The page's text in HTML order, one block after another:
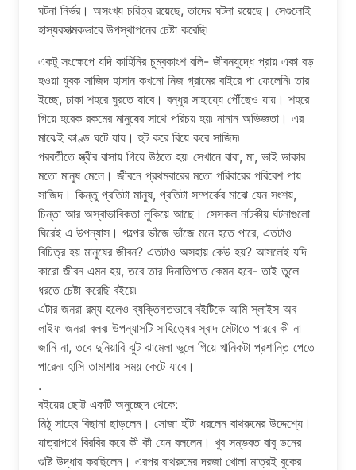
ঘটনা নির্ভর। অসংখ্য চরিত্র রয়েছে, তাদের ঘটনা রয়েছে। সেগুলোই
হাস্যরসাত্মকভাবে উপস্থাপনের চেষ্টা করেছি৷
একটু সংক্ষেপে যদি কাহিনির চুম্বকাংশ বলি- জীবনযুদ্ধে প্রায় একা বড়
হওয়া যুবক সাজিদ হাসান কখনো নিজ গ্রামের বাইরে পা ফেলেনি৷ তার
ইচ্ছে, ঢাকা শহরে ঘুরতে যাবে। বন্ধুর সাহায্যে পৌঁছেও যায়। শহরে
গিয়ে হরেক রকমের মানুষের সাথে পরিচয় হয়৷ নানান অভিজ্ঞতা। এর
মাঝেই কাণ্ড ঘটে যায়। হুট করে বিয়ে করে সাজিদ৷
পরবর্তীতে স্ত্রীর বাসায় গিয়ে উঠতে হয়৷ সেখানে বাবা, মা, ভাই ডাকার
মতো মানুষ মেলে। জীবনে প্রথমবারের মতো পরিবারের পরিবেশ পায়
সাজিদ। কিন্তু প্রতিটা মানুষ, প্রতিটা সম্পর্কের মাঝে যেন সংশয়,
চিন্তা আর অস্বাভাবিকতা লুকিয়ে আছে। সেসকল নাটকীয় ঘটনাগুলো
ঘিরেই এ উপন্যাস। গল্পের ভাঁজে ভাঁজে মনে হতে পারে, এতটাও
বিচিত্র হয় মানুষের জীবন? এতটাও অসহায় কেউ হয়? আসলেই যদি
কারো জীবন এমন হয়, তবে তার দিনাতিপাত কেমন হবে- তাই তুলে
ধরতে চেষ্টা করেছি বইয়ে৷
এটার জনরা রম্য হলেও ব্যক্তিগতভাবে বইটিকে আমি স্লাইস অব
লাইফ জনরা বলব৷ উপন্যাসটি সাহিত্যের স্বাদ মেটাতে পারবে কী না
জানি না, তবে দুনিয়াবি ঝুট ঝামেলা ভুলে গিয়ে খানিকটা প্রশান্তি পেতে
পারেন৷ হাসি তামাশায় সময় কেটে যাবে।
.
বইয়ের ছোট্ট একটি অনুচ্ছেদ থেকে:
মিঠু সাহেব বিছানা ছাড়লেন। সোজা হাঁটা ধরলেন বাথরুমের উদ্দেশ্যে।
যাত্রাপথে বিরবির করে কী কী যেন বললেন। খুব সম্ভবত বাবু ডনের
গুষ্টি উদ্ধার করছিলেন। এরপর বাথরুমের দরজা খোলা মাত্রই বুকের